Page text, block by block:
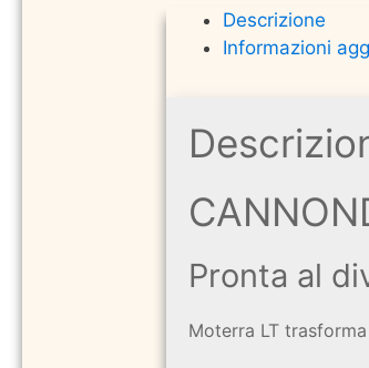
Descrizione
Informazioni
Pronta al
Moterra LT